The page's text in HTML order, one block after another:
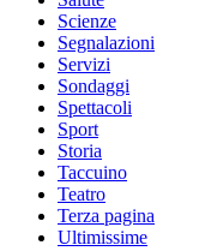
Scienze
Segnalazioni
Servizi
Sondaggi
Spettacoli
Sport
Storia
Taccuino
Teatro
Terza pagina
Ultimissime